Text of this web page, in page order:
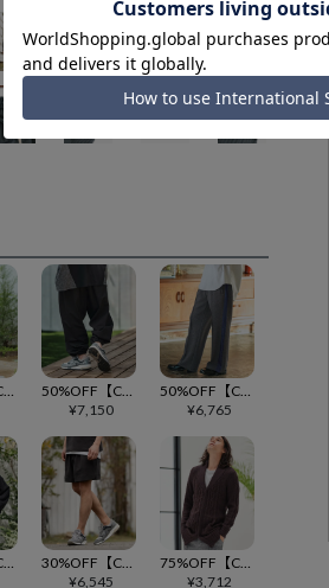
¥7,150
¥6,765
¥6,545
¥3,712